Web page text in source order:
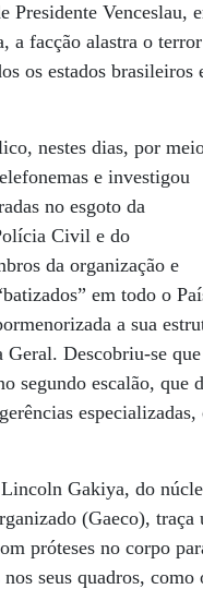
Venceslau,
facção alastra o
os estados
nestes dias, por
e investigou
no esgoto da
Civil e do
da organização e
em todo o
a sua
Descobriu-se
segundo escalão, que
Gakiya, do
(Gaeco), traça
próteses no corpo
seus quadros, como